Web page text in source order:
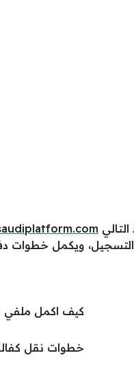
ويكمل خطوات
كيف اكمل ملفي في
خطوات نقل كفالة